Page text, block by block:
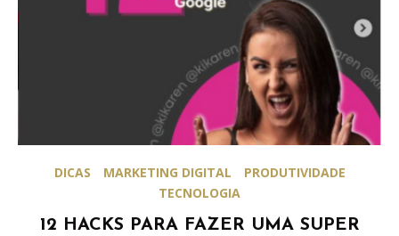
DICAS MARKETING DIGITAL
PRODUTIVIDADE
TECNOLOGIA
12 HACKS PARA FAZER UMA SUPER